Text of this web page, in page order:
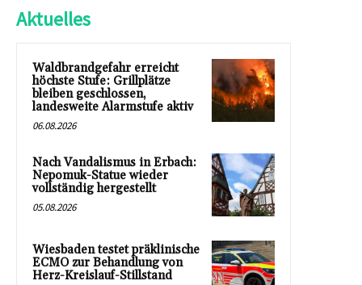
Aktuelles
Waldbrandgefahr erreicht
höchste Stufe: Grillplätze
bleiben geschlossen,
landesweite Alarmstufe aktiv
06.08.2026
Nach Vandalismus in Erbach:
Nepomuk-Statue wieder
vollständig hergestellt
05.08.2026
Wiesbaden testet präklinische
ECMO zur Behandlung von
Herz-Kreislauf-Stillstand